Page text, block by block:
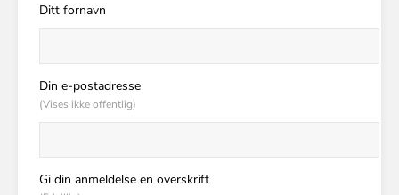
Ditt fornavn
Din e-postadresse
(Vises ikke offentlig)
Gi din anmeldelse en overskrift